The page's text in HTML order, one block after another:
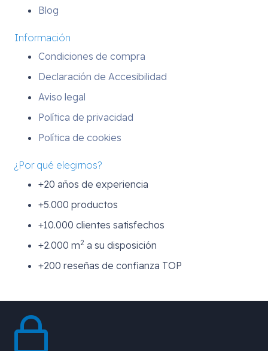
Blog
Información
Condiciones de compra
Declaración de Accesibilidad
Aviso legal
Política de privacidad
Política de cookies
¿Por qué elegirnos?
+20 años de experiencia
+5.000 productos
+10.000 clientes satisfechos
+2.000 m2 a su disposición
+200 reseñas de confianza TOP